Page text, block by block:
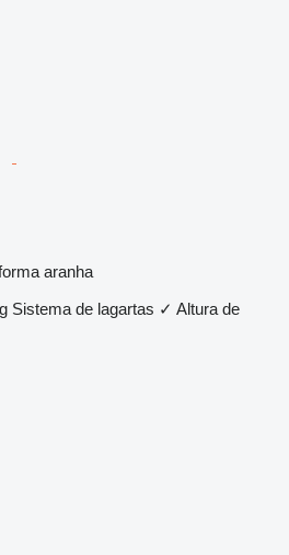
aranha
Sistema de lagartas ✓ Altura de